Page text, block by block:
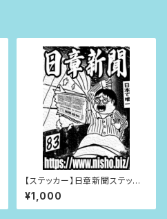
【ステッカー】日章新聞ステッカ
ー
¥1,000